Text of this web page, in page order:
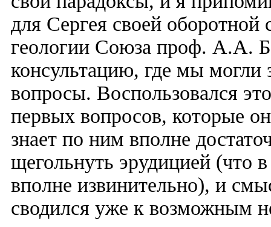
для Сергея своей
геологии Союза проф. А.А.
консультацию, где мы могли
вопросы. Воспользовался
первых вопросов, которые
знает по ним вполне
щегольнуть эрудицией (что
вполне извинительно), и
сводился уже к возможным